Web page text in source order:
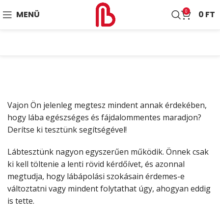
MENÜ 0 0 FT
Vajon Ön jelenleg megtesz mindent annak érdekében,
hogy lába egészséges és fájdalommentes maradjon?
Derítse ki tesztünk segítségével!
Lábtesztünk nagyon egyszerűen működik. Önnek csak
ki kell töltenie a lenti rövid kérdőívet, és azonnal
megtudja, hogy lábápolási szokásain érdemes-e
változtatni vagy mindent folytathat úgy, ahogyan eddig
is tette.